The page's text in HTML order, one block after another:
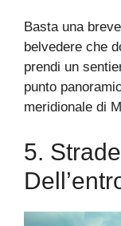
Basta una
belvedere che
prendi un
punto
meridionale di
5.